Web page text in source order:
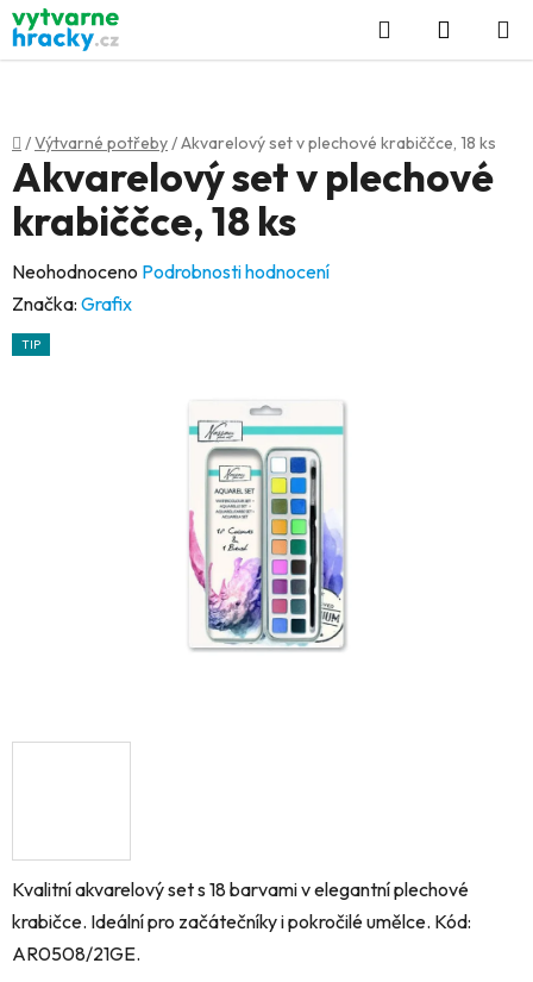
Přejít
na
obsah
Hledat
KOŠÍK
Domů
/Výtvarné potřeby/Akvarelový set v plechové krabiččce, 18 ks
Kvalitní akvarelový set s 18 barvami v elegantní plechové
krabičce. Ideální pro začátečníky i pokročilé umělce. Kód:
AR0508/21GE.
Akvarelový set v plechové
krabiččce, 18 ks
Průměrné
hodnocení
produktu
Neohodnoceno Podrobnosti hodnocení
Značka: Grafix
TIP